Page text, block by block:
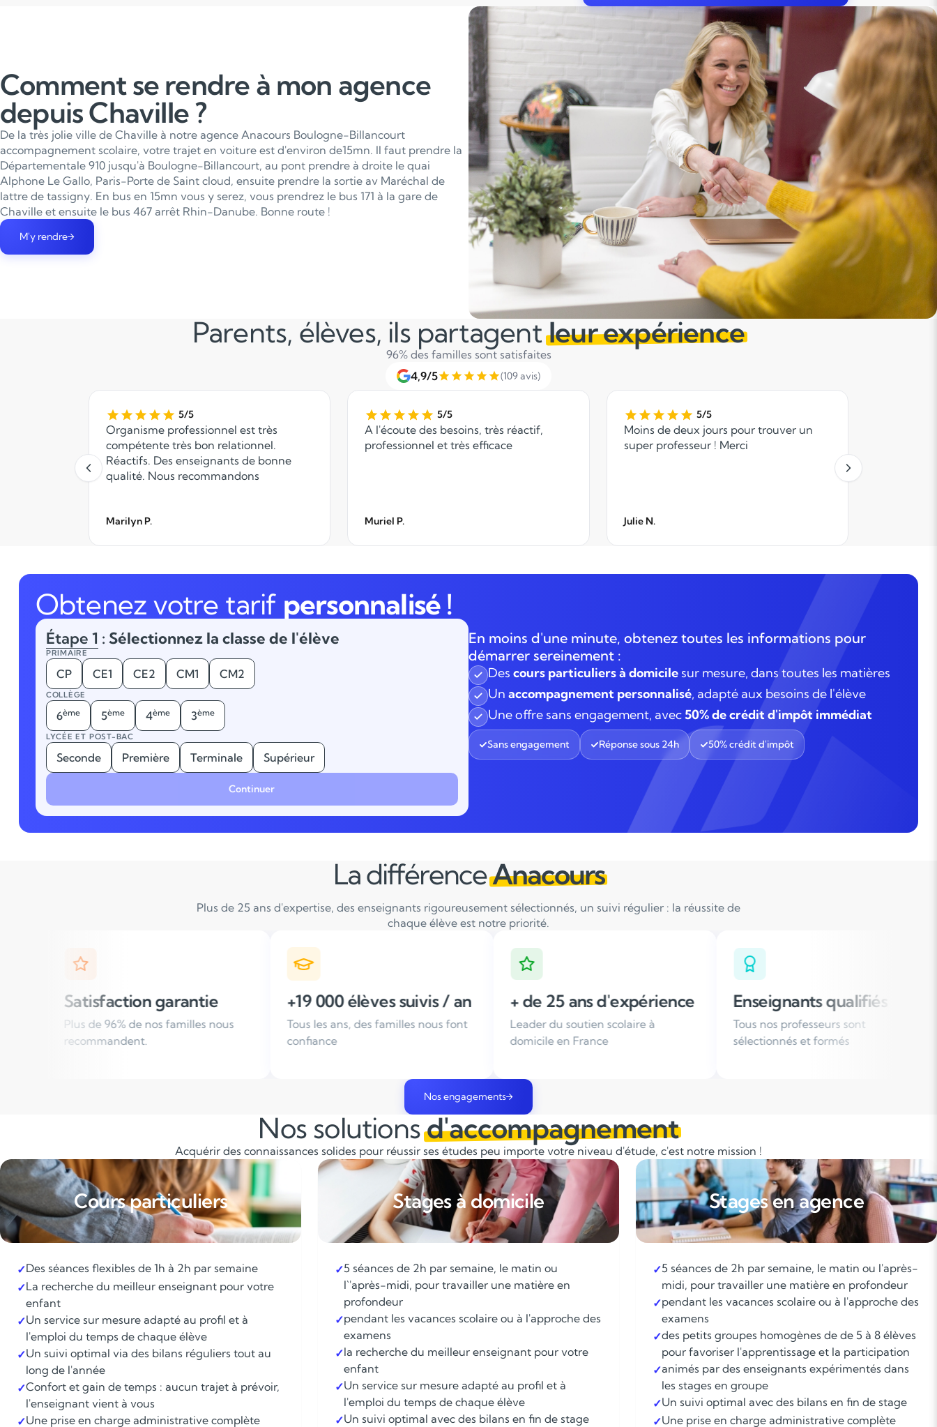
Comment se rendre à mon agence
depuis Chaville ?
De la très jolie ville de Chaville à notre agence Anacours Boulogne-Billancourt
accompagnement scolaire, votre trajet en voiture est d'environ de15mn. Il faut prendre la
Départementale 910 jusqu'à Boulogne-Billancourt, au pont prendre à droite le quai
Alphone Le Gallo, Paris-Porte de Saint cloud, ensuite prendre la sortie av Maréchal de
lattre de tassigny. En bus en 15mn vous y serez, vous prendrez le bus 171 à la gare de
Chaville et ensuite le bus 467 arrêt Rhin-Danube. Bonne route !
M'y rendre
Parents, élèves, ils partagentleur expérience
96% des familles sont satisfaites
4,9/5
(109 avis)
5/5
Organisme professionnel est très
compétente très bon relationnel.
Réactifs. Des enseignants de bonne
qualité. Nous recommandons
Marilyn P.
5/5
A l'écoute des besoins, très réactif,
professionnel et très efficace
Muriel P.
5/5
Moins de deux jours pour trouver un
super professeur ! Merci
Julie N.
Obtenez votre tarif personnalisé !
En moins d'une minute, obtenez toutes les informations pour
démarrer sereinement :
Des cours particuliers à domicile sur mesure, dans toutes les matières
Un accompagnement personnalisé, adapté aux besoins de l'élève
Une offre sans engagement, avec50% de crédit d'impôt immédiat
Sans engagement Réponse sous 24h 50% crédit d'impôt
Étape 1 : Sélectionnez la classe de l'élève
PRIMAIRE
CP CE1 CE2 CM1 CM2
COLLÈGE
6ème 5ème 4ème 3ème
LYCÉE ET POST-BAC
Seconde Première Terminale Supérieur
Continuer
La différenceAnacours
Plus de 25 ans d'expertise, des enseignants rigoureusement sélectionnés, un suivi régulier : la réussite de
chaque élève est notre priorité.
familles nous
+19 000 élèves suivis / an
Tous les ans, des familles nous font
confiance
+ de 25 ans d'expérience
Leader du soutien scolaire à
Enseignants qualifiés
Tous nos professeurs sont
sélectionnés et formés
Organisation
Des horaires de cours
votre emploi du temps
Nos engagements
Nos solutionsd'accompagnement
Acquérir des connaissances solides pour réussir ses études peu importe votre niveau d'étude, c'est notre mission !
Cours particuliers
✓Des séances flexibles de 1h à 2h par semaine
✓La recherche du meilleur enseignant pour votre
enfant
✓Un service sur mesure adapté au profil et à
l'emploi du temps de chaque élève
✓Un suivi optimal via des bilans réguliers tout au
long de l'année
✓Confort et gain de temps : aucun trajet à prévoir,
l'enseignant vient à vous
✓Une prise en charge administrative complète
Stages à domicile
✓5 séances de 2h par semaine, le matin ou
l`'après-midi, pour travailler une matière en
profondeur
✓pendant les vacances scolaire ou à l'approche des
examens
✓la recherche du meilleur enseignant pour votre
enfant
✓Un service sur mesure adapté au profil et à
l'emploi du temps de chaque élève
✓Un suivi optimal avec des bilans en fin de stage
Stages en agence
✓5 séances de 2h par semaine, le matin ou l'après-
midi, pour travailler une matière en profondeur
✓pendant les vacances scolaire ou à l'approche des
examens
✓des petits groupes homogènes de de 5 à 8 élèves
pour favoriser l'apprentissage et la participation
✓animés par des enseignants expérimentés dans
les stages en groupe
✓Un suivi optimal avec des bilans en fin de stage
✓Une prise en charge administrative complète